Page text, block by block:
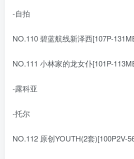
-自拍
NO.110 碧蓝航线新泽西[107P-
NO.111 小林家的龙女仆[101P-
-露科亚
-托尔
NO.112 原创YOUTH(2套)[100P2V-